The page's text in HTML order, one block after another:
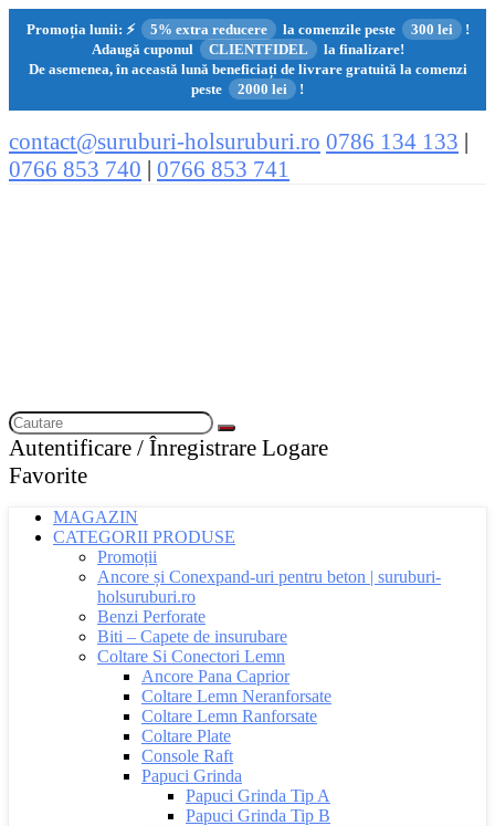
Promoția lunii: ⚡ 5% extra reducere la comenzile peste 300 lei
!
Adaugă cuponul
CLIENTFIDEL
la finalizare!
De asemenea, în această lună beneficiați de livrare gratuită la comenzi
peste
2000 lei !
contact@suruburi-holsuruburi.ro 0786 134 133 |
0766 853 740 | 0766 853 741
Autentificare / Înregistrare Logare
Favorite
MAGAZIN
CATEGORII PRODUSE
Promoții
Ancore și Conexpand-uri pentru beton | suruburi-
holsuruburi.ro
Benzi Perforate
Biti – Capete de insurubare
Coltare Si Conectori Lemn
Ancore Pana Caprior
Coltare Lemn Neranforsate
Coltare Lemn Ranforsate
Coltare Plate
Console Raft
Papuci Grinda
Papuci Grinda Tip A
Papuci Grinda Tip B